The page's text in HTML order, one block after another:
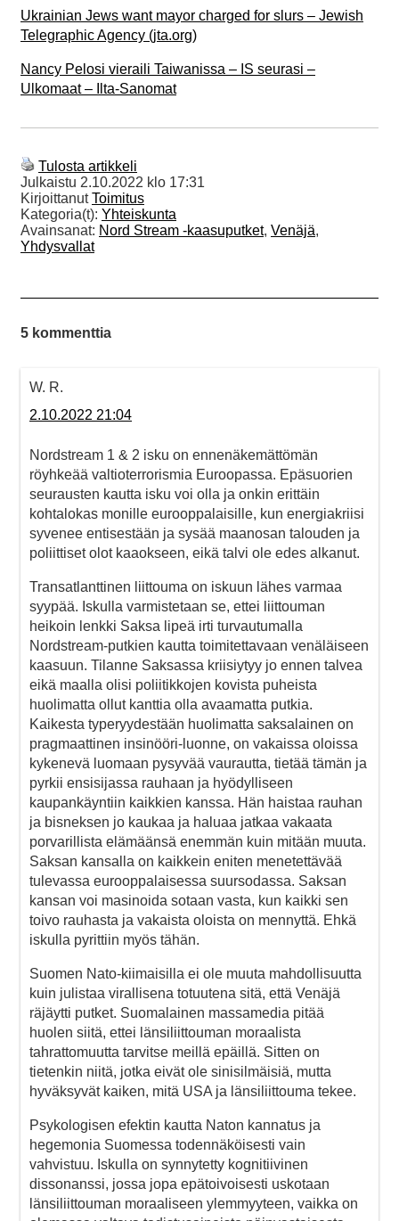
Ukrainian Jews want mayor charged for slurs – Jewish
Telegraphic Agency (jta.org)
Nancy Pelosi vieraili Taiwanissa – IS seurasi –
Ulkomaat – Ilta-Sanomat
Tulosta artikkeli
Julkaistu 2.10.2022 klo 17:31
KirjoittanutToimitus
Kategoria(t): Yhteiskunta
Avainsanat: Nord Stream -kaasuputket, Venäjä,
Yhdysvallat
5 kommenttia
W. R.
2.10.2022 21:04
Nordstream 1 & 2 isku on ennenäkemättömän
röyhkeää valtioterrorismia Euroopassa. Epäsuorien
seurausten kautta isku voi olla ja onkin erittäin
kohtalokas monille eurooppalaisille, kun energiakriisi
syvenee entisestään ja sysää maanosan talouden ja
poliittiset olot kaaokseen, eikä talvi ole edes alkanut.
Transatlanttinen liittouma on iskuun lähes varmaa
syypää. Iskulla varmistetaan se, ettei liittouman
heikoin lenkki Saksa lipeä irti turvautumalla
Nordstream-putkien kautta toimitettavaan venäläiseen
kaasuun. Tilanne Saksassa kriisiytyy jo ennen talvea
eikä maalla olisi poliitikkojen kovista puheista
huolimatta ollut kanttia olla avaamatta putkia.
Kaikesta typeryydestään huolimatta saksalainen on
pragmaattinen insinööri-luonne, on vakaissa oloissa
kykenevä luomaan pysyvää vaurautta, tietää tämän ja
pyrkii ensisijassa rauhaan ja hyödylliseen
kaupankäyntiin kaikkien kanssa. Hän haistaa rauhan
ja bisneksen jo kaukaa ja haluaa jatkaa vakaata
porvarillista elämäänsä enemmän kuin mitään muuta.
Saksan kansalla on kaikkein eniten menetettävää
tulevassa eurooppalaisessa suursodassa. Saksan
kansan voi masinoida sotaan vasta, kun kaikki sen
toivo rauhasta ja vakaista oloista on mennyttä. Ehkä
iskulla pyrittiin myös tähän.
Suomen Nato-kiimaisilla ei ole muuta mahdollisuutta
kuin julistaa virallisena totuutena sitä, että Venäjä
räjäytti putket. Suomalainen massamedia pitää
huolen siitä, ettei länsiliittouman moraalista
tahrattomuutta tarvitse meillä epäillä. Sitten on
tietenkin niitä, jotka eivät ole sinisilmäisiä, mutta
hyväksyvät kaiken, mitä USA ja länsiliittouma tekee.
Psykologisen efektin kautta Naton kannatus ja
hegemonia Suomessa todennäköisesti vain
vahvistuu. Iskulla on synnytetty kognitiivinen
dissonanssi, jossa jopa epätoivoisesti uskotaan
länsiliittouman moraaliseen ylemmyyteen, vaikka on